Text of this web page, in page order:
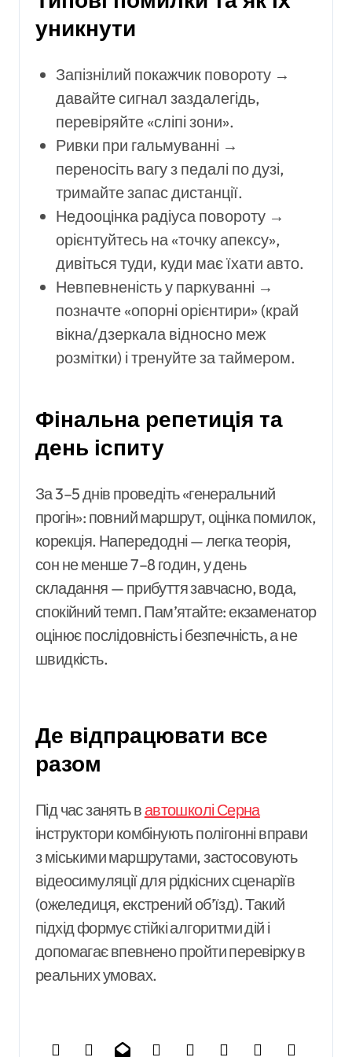
уникнути
Запізнілий покажчик повороту →
давайте сигнал заздалегідь,
перевіряйте «сліпі зони».
Ривки при гальмуванні →
переносіть вагу з педалі по дузі,
тримайте запас дистанції.
Недооцінка радіуса повороту →
орієнтуйтесь на «точку апексу»,
дивіться туди, куди має їхати авто.
Невпевненість у паркуванні →
позначте «опорні орієнтири» (край
вікна/дзеркала відносно меж
розмітки) і тренуйте за таймером.
Фінальна репетиція та
день іспиту
За 3–5 днів проведіть «генеральний
прогін»: повний маршрут, оцінка помилок,
корекція. Напередодні — легка теорія,
сон не менше 7–8 годин, у день
складання — прибуття завчасно, вода,
спокійний темп. Пам’ятайте: екзаменатор
оцінює послідовність і безпечність, а не
швидкість.
Де відпрацювати все
разом
Під час занять вавтошколі Серна
інструктори комбінують полігонні вправи
з міськими маршрутами, застосовують
відеосимуляції для рідкісних сценаріїв
(ожеледиця, екстрений об’їзд). Такий
підхід формує стійкі алгоритми дій і
допомагає впевнено пройти перевірку в
реальних умовах.